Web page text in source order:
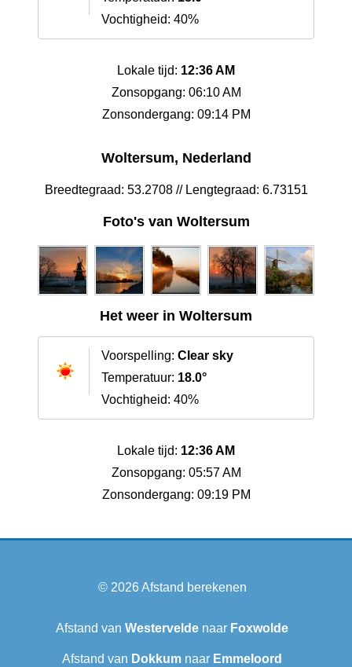
Vochtigheid: 40%
Lokale tijd: 12:36 AM
Zonsopgang: 06:10 AM
Zonsondergang: 09:14 PM
Woltersum, Nederland
Breedtegraad: 53.2708 // Lengtegraad: 6.73151
Foto's van Woltersum
Het weer in Woltersum
Voorspelling: Clear sky
Temperatuur: 18.0°
Vochtigheid: 40%
Lokale tijd: 12:36 AM
Zonsopgang: 05:57 AM
Zonsondergang: 09:19 PM
© 2026Afstand berekenen
Afstand van Westervelde naar Foxwolde
Afstand van Dokkum naar Emmeloord